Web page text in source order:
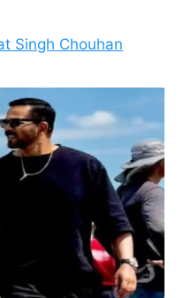
Singh Chouhan